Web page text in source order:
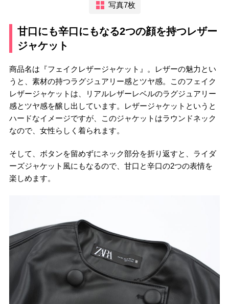
写真7枚
甘口にも辛口にもなる2つの顔を持つレザー
ジャケット
商品名は『フェイクレザージャケット』。レザーの魅力とい
うと、素材の持つラグジュアリー感とツヤ感。このフェイク
レザージャケットは、リアルレザーレベルのラグジュアリー
感とツヤ感を醸し出しています。レザージャケットというと
ハードなイメージですが、このジャケットはラウンドネック
なので、女性らしく着られます。
そして、ボタンを留めずにネック部分を折り返すと、ライダ
ーズジャケット風にもなるので、甘口と辛口の2つの表情を
楽しめます。